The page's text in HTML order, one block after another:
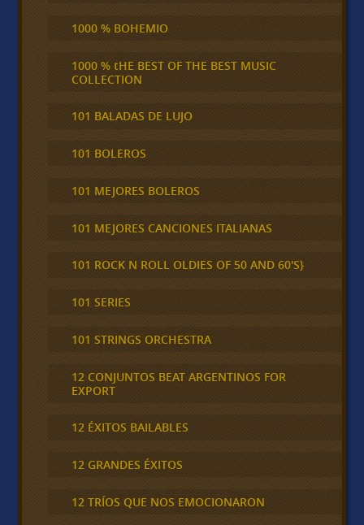
1000 % BOHEMIO
1000 % tHE BEST OF THE BEST MUSIC
COLLECTION
101 BALADAS DE LUJO
101 BOLEROS
101 MEJORES BOLEROS
101 MEJORES CANCIONES ITALIANAS
101 ROCK N ROLL OLDIES OF 50 AND 60'S}
101 SERIES
101 STRINGS ORCHESTRA
12 CONJUNTOS BEAT ARGENTINOS FOR
EXPORT
12 ÉXITOS BAILABLES
12 GRANDES ÉXITOS
12 TRÍOS QUE NOS EMOCIONARON